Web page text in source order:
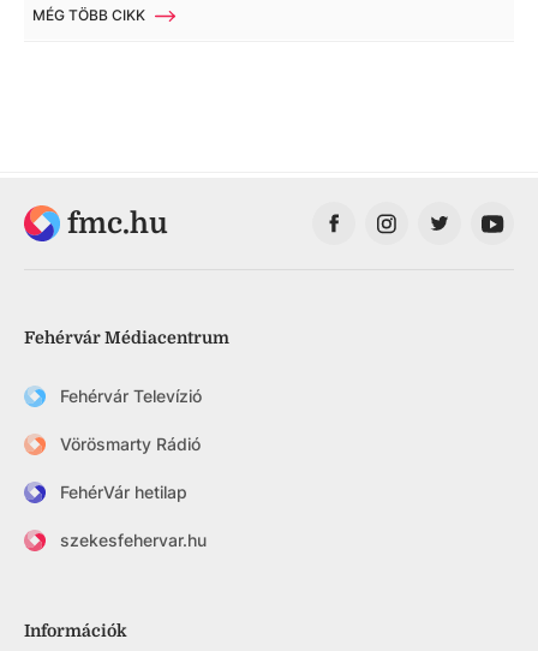
MÉG TÖBB CIKK
fmc.hu
Fehérvár Médiacentrum
Fehérvár Televízió
Vörösmarty Rádió
FehérVár hetilap
szekesfehervar.hu
Információk